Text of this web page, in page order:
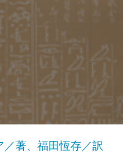
著、福田恆存／訳